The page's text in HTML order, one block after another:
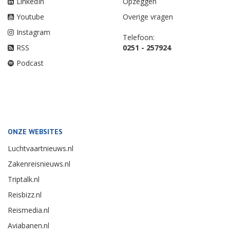
Youtube
Instagram
RSS
Podcast
Overige vragen
Telefoon:
0251 - 257924
ONZE WEBSITES
Luchtvaartnieuws.nl
Zakenreisnieuws.nl
Triptalk.nl
Reisbizz.nl
Reismedia.nl
Aviabanen.nl